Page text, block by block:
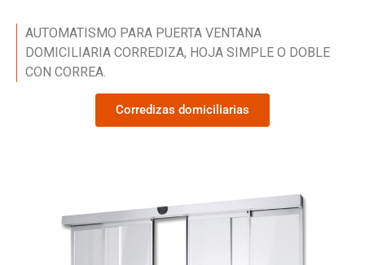
AUTOMATISMO PARA PUERTA VENTANA
DOMICILIARIA CORREDIZA, HOJA SIMPLE O DOBLE
CON CORREA.
Corredizas domiciliarias